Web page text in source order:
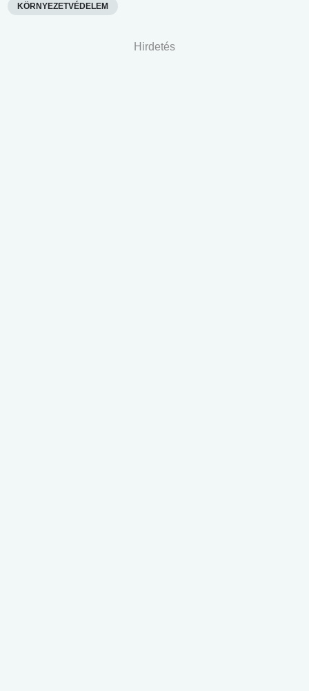
KÖRNYEZETVÉDELEM
Hirdetés